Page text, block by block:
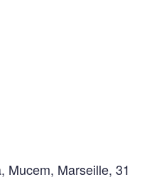
Mucem, Marseille, 31